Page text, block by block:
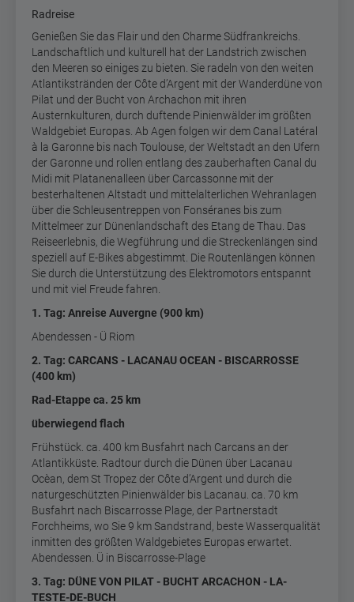
Radreise
Genießen Sie das Flair und den Charme Südfrankreichs.
Landschaftlich und kulturell hat der Landstrich zwischen
den Meeren so einiges zu bieten. Sie radeln von den weiten
Atlantikstränden der Côte d’Argent mit der Wanderdüne von
Pilat und der Bucht von Archachon mit ihren
Austernkulturen, durch duftende Pinienwälder im größten
Waldgebiet Europas. Ab Agen folgen wir dem Canal Latéral
à la Garonne bis nach Toulouse, der Weltstadt an den Ufern
der Garonne und rollen entlang des zauberhaften Canal du
Midi mit Platanenalleen über Carcassonne mit der
besterhaltenen Altstadt und mittelalterlichen Wehranlagen
über dieSchleusentreppen von Fonséranes biszum
Mittelmeer zur Dünenlandschaft des Etang de Thau. Das
Reiseerlebnis, die Wegführung und die Streckenlängen sind
speziell auf E-Bikes abgestimmt. Die Routenlängen können
Sie durch die Unterstützung des Elektromotors entspannt
und mit viel Freude fahren.
1. Tag: Anreise Auvergne (900 km)
Abendessen - Ü Riom
2. Tag: CARCANS - LACANAU OCEAN - BISCARROSSE
(400 km)
Rad-Etappe ca. 25 km
überwiegend flach
Frühstück. ca. 400 km Busfahrt nach Carcans an der
Atlantikküste. Radtour durch die Dünen über Lacanau
Ocèan, dem St Tropez der Côte d’Argent und durch die
naturgeschützten Pinienwälder bis Lacanau. ca. 70 km
Busfahrt nach Biscarrosse Plage, der Partnerstadt
Forchheims, wo Sie 9 km Sandstrand, beste Wasserqualität
inmitten des größten Waldgebietes Europas erwartet.
Abendessen. Ü in Biscarrosse-Plage
3. Tag: DÜNE VON PILAT - BUCHT ARCACHON - LA-
TESTE-DE-BUCH